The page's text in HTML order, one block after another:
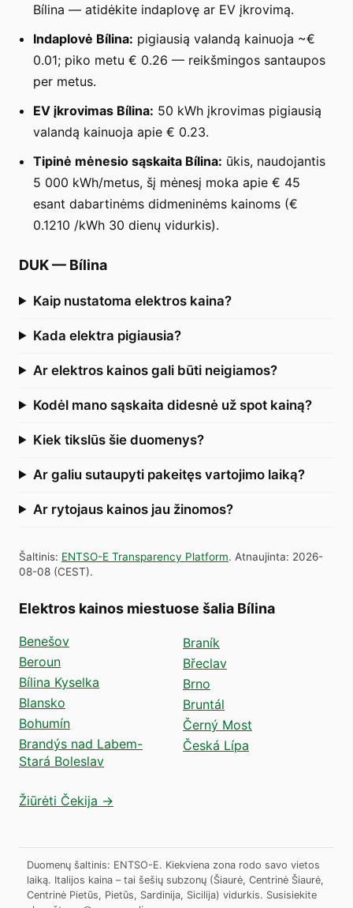
Bílina — atidėkite indaplovę ar EV įkrovimą.
Indaplovė Bílina: pigiausią valandą kainuoja ~€
0.01; piko metu € 0.26 — reikšmingos santaupos
per metus.
EV įkrovimas Bílina: 50 kWh įkrovimas pigiausią
valandą kainuoja apie € 0.23.
Tipinė mėnesio sąskaita Bílina: ūkis, naudojantis
5 000 kWh/metus, šį mėnesį moka apie € 45
esant dabartinėms didmeninėms kainoms (€
0.1210 /kWh 30 dienų vidurkis).
DUK— Bílina
Kaip nustatoma elektros kaina?
Kada elektra pigiausia?
Ar elektros kainos gali būti neigiamos?
Kodėl mano sąskaita didesnė už spot kainą?
Kiek tikslūs šie duomenys?
Ar galiu sutaupyti pakeitęs vartojimo laiką?
Ar rytojaus kainos jau žinomos?
Šaltinis: ENTSO-E Transparency Platform. Atnaujinta: 2026-
08-08 (CEST).
Elektros kainos miestuose šalia Bílina
Benešov
Beroun
Bílina Kyselka
Blansko
Bohumín
Brandýs nad Labem-
Stará Boleslav
Braník
Břeclav
Brno
Bruntál
Černý Most
Česká Lípa
Žiūrėti Čekija →
Duomenų šaltinis: ENTSO-E. Kiekviena zona rodo savo vietos
laiką. Italijos kaina – tai šešių subzonų (Šiaurė, Centrinė Šiaurė,
Centrinė Pietūs, Pietūs, Sardinija, Sicilija) vidurkis. Susisiekite